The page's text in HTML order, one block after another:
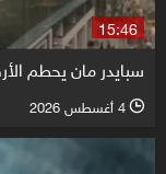
15:46
سبايدر مان يحطم
l 4 أغسطس 2026